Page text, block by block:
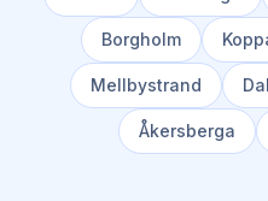
Borgholm
Mellbystrand
Åkersberga